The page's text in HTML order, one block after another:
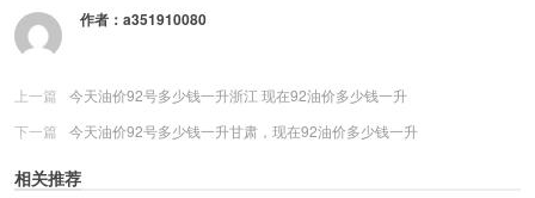
作者： a351910080
上一篇
今天油价92号多少钱一升浙江 现在92油价多少钱一升
下一篇
今天油价92号多少钱一升甘肃，现在92油价多少钱一升
相关推荐